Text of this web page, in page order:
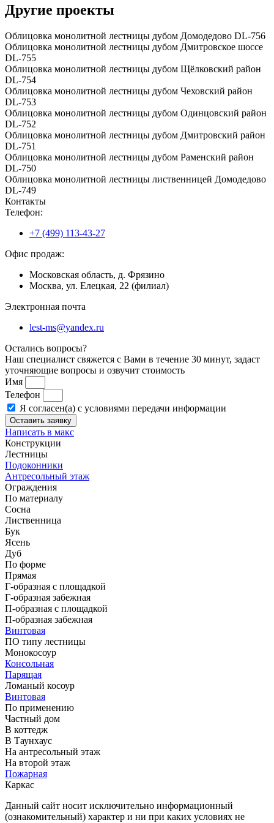
Другие проекты
Облицовка монолитной лестницы дубом Домодедово DL-756
Облицовка монолитной лестницы дубом Дмитровское шоссе
DL-755
Облицовка монолитной лестницы дубом Щёлковский район
DL-754
Облицовка монолитной лестницы дубом Чеховский район
DL-753
Облицовка монолитной лестницы дубом Одинцовский район
DL-752
Облицовка монолитной лестницы дубом Дмитровский район
DL-751
Облицовка монолитной лестницы дубом Раменский район
DL-750
Облицовка монолитной лестницы лиственницей Домодедово
DL-749
Контакты
Телефон:
+7 (499) 113-43-27
Офис продаж:
Московская область, д. Фрязино
Москва, ул. Елецкая, 22 (филиал)
Электронная почта
lest-ms@yandex.ru
Остались вопросы?
Наш специалист свяжется с Вами в течение 30 минут, задаст
уточняющие вопросы и озвучит стоимость
Имя
Телефон
Я согласен(а) с условиями передачи информации
Оставить заявку
Написать в макс
Конструкции
Лестницы
Подоконники
Антресольный этаж
Ограждения
По материалу
Сосна
Лиственница
Бук
Ясень
Дуб
По форме
Прямая
Г-образная с площадкой
Г-образная забежная
П-образная с площадкой
П-образная забежная
Винтовая
ПО типу лестницы
Монокосоур
Консольная
Парящая
Ломаный косоур
Винтовая
По применению
Частный дом
В коттедж
В Таунхаус
На антресольный этаж
На второй этаж
Пожарная
Каркас
Данный сайт носит исключительно информационный
(ознакомительный) характер и ни при каких условиях не